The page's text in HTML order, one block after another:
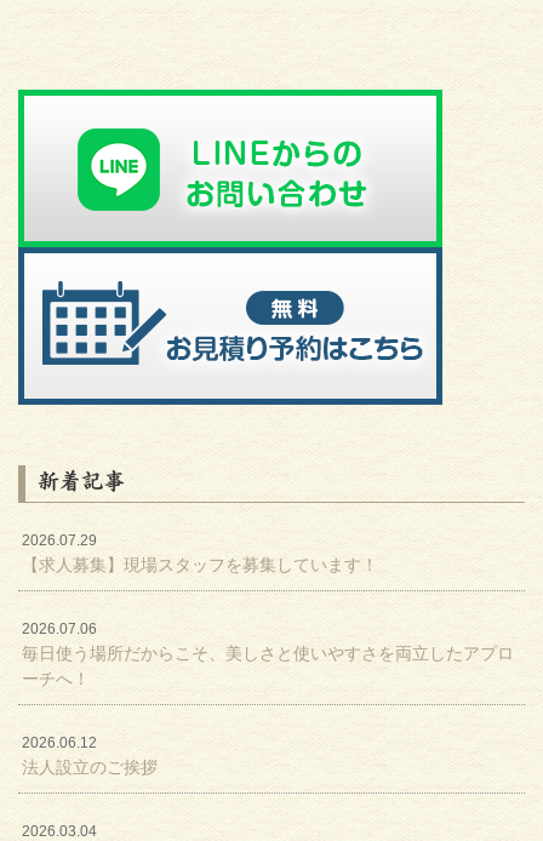
新着記事
2026.07.29
【求人募集】現場スタッフを募集しています！
2026.07.06
毎日使う場所だからこそ、美しさと使いやすさを両立したアプロ
ーチへ！
2026.06.12
法人設立のご挨拶
2026.03.04